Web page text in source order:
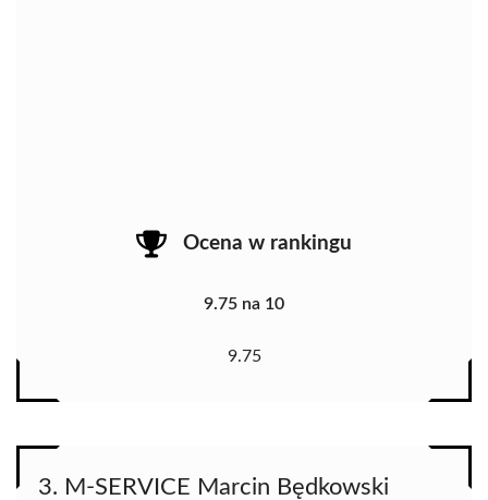
Ocena w rankingu
9.75 na 10
9.75
3. M-SERVICE Marcin Będkowski